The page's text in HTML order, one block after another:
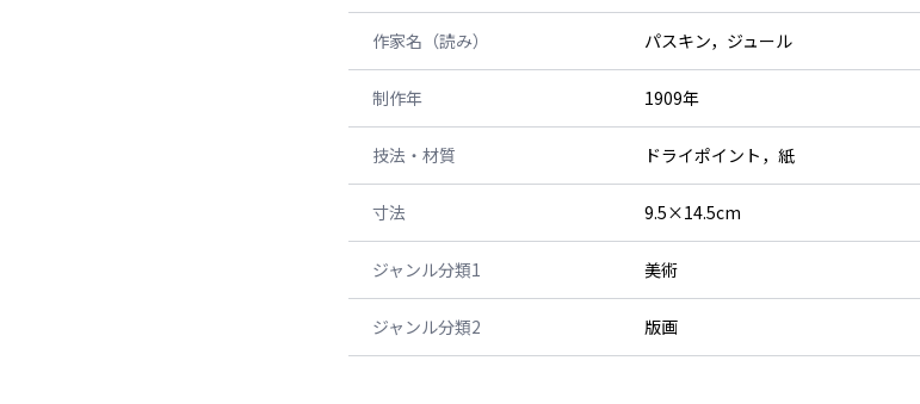
作家名（読み） パスキン，ジュール
制作年 1909年
技法・材質 ドライポイント，紙
寸法 9.5×14.5cm
ジャンル分類1 美術
ジャンル分類2 版画